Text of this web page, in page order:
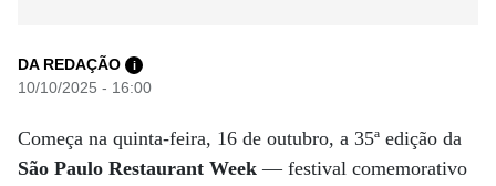
DA REDAÇÃO i
10/10/2025 - 16:00
Começa na quinta-feira, 16 de outubro, a 35ª edição da
São Paulo Restaurant Week — festival comemorativo